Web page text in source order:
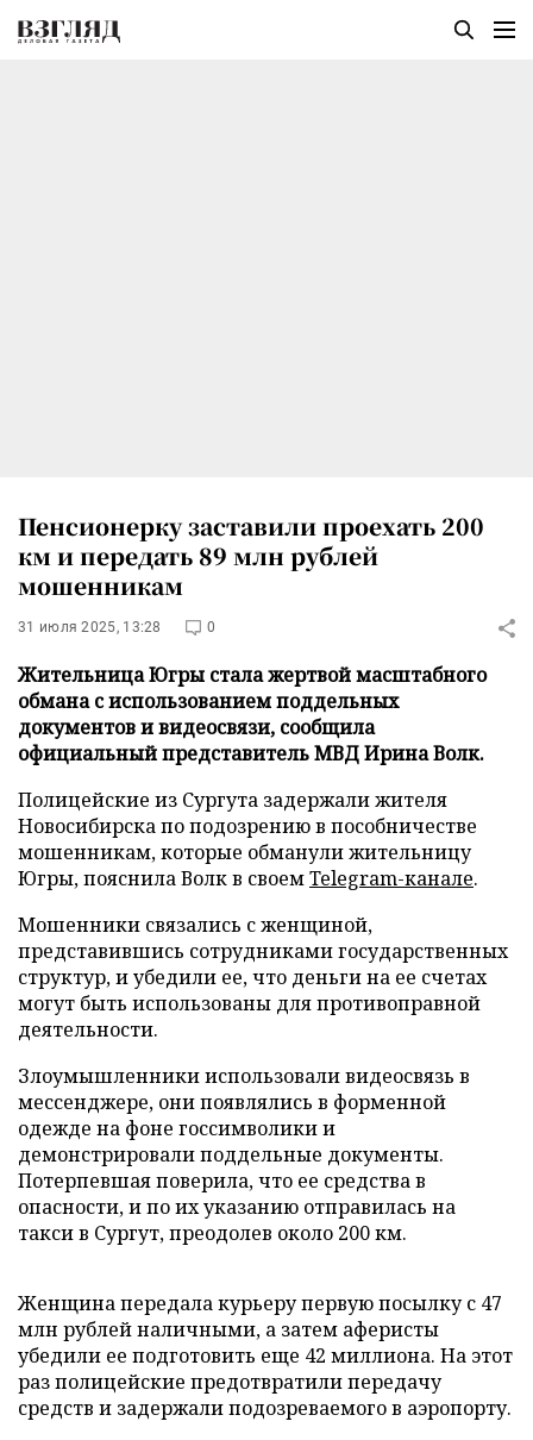
Пенсионерку заставили проехать 200
км и передать 89 млн рублей
мошенникам
31 июля 2025, 13:28 0
Жительница Югры стала жертвой масштабного
обмана с использованием поддельных
документов и видеосвязи, сообщила
официальный представитель МВД Ирина Волк.
Полицейские из Сургута задержали жителя
Новосибирска по подозрению в пособничестве
мошенникам, которые обманули жительницу
Югры, пояснила Волк в своемTelegram-канале.
Мошенники связались с женщиной,
представившись сотрудниками государственных
структур, и убедили ее, что деньги на ее счетах
могут быть использованы для противоправной
деятельности.
Злоумышленники использовали видеосвязь в
мессенджере, они появлялись в форменной
одежде на фоне госсимволики и
демонстрировали поддельные документы.
Потерпевшая поверила, что ее средства в
опасности, и по их указанию отправилась на
такси в Сургут, преодолев около 200 км.
Женщина передала курьеру первую посылку с 47
млн рублей наличными, а затем аферисты
убедили ее подготовить еще 42 миллиона. На этот
раз полицейские предотвратили передачу
средств и задержали подозреваемого в аэропорту.